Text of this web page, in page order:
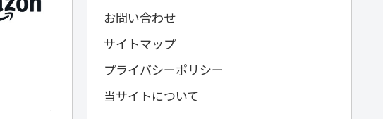
お問い合わせ
サイトマップ
プライバシーポリシー
当サイトについて